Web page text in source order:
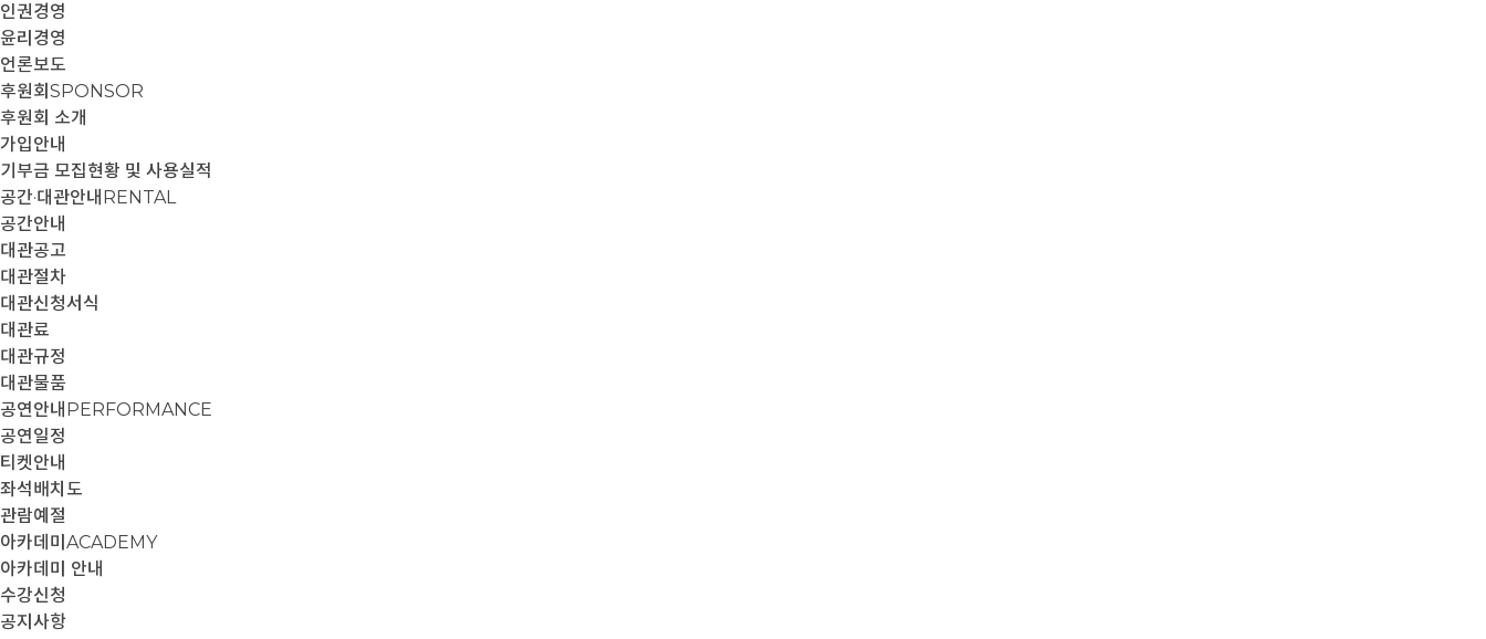
인권경영
윤리경영
언론보도
후원회 SPONSOR
후원회 소개
가입안내
기부금 모집현황 및 사용실적
공간·대관안내 RENTAL
공간안내
대관공고
대관절차
대관신청서식
대관료
대관규정
대관물품
공연안내 PERFORMANCE
공연일정
티켓안내
좌석배치도
관람예절
아카데미 ACADEMY
아카데미 안내
수강신청
공지사항